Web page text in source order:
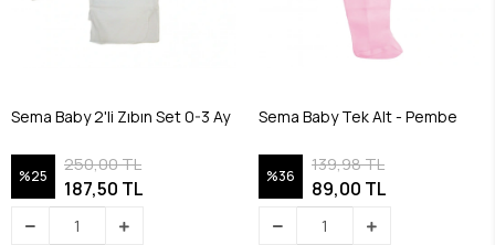
Sema Baby 2'li Zıbın Set 0-3 Ay
%25
250,00 TL
187,50 TL
Sema Baby Tek Alt - Pembe
%36
139,98 TL
89,00 TL